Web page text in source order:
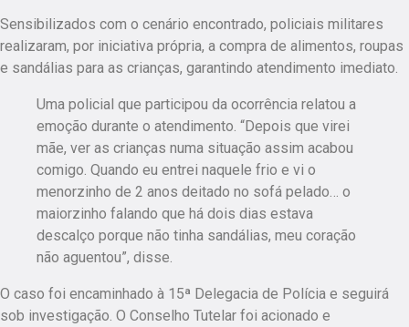
Sensibilizados com o cenário encontrado, policiais militares
realizaram, por iniciativa própria, a compra de alimentos, roupas
e sandálias para as crianças, garantindo atendimento imediato.
Uma policial que participou da ocorrência relatou a
emoção durante o atendimento. “Depois que virei
mãe, ver as crianças numa situação assim acabou
comigo. Quando eu entrei naquele frio e vi o
menorzinho de 2 anos deitado no sofá pelado… o
maiorzinho falando que há dois dias estava
descalço porque não tinha sandálias, meu coração
não aguentou”, disse.
O caso foi encaminhado à 15ª Delegacia de Polícia e seguirá
sob investigação. O Conselho Tutelar foi acionado e